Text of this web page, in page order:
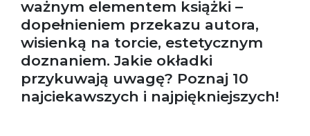
ważnym elementem książki –
dopełnieniem przekazu autora,
wisienką na torcie, estetycznym
doznaniem. Jakie okładki
przykuwają uwagę? Poznaj 10
najciekawszych i najpiękniejszych!